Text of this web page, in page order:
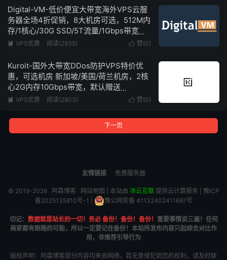
Digital-VM-低价便宜大带宽海外VPS云服
务器全场4折促销，8大机房可选，512M内
存/1核心/30G SSD/5T流量/1Gbps带宽，
低至$4/月起，最高10Gbps带宽不限流量
 赞(0)
 VPS优惠 阅读(2935)
Kuroit-国外大带宽DDos防护VPS特价优
惠，可选机房 新加坡/美国/荷兰机房，2核
心2G内存10Gbps带宽，默认赠送
160Gbps+ DDOS防护，低至$3/月
 赞(0)
 VPS优惠 阅读(2803)
下一页
友情链接 免费服务器
© 2019-2026 阿森博客 网站地图 | 本站由 冰云互联提供云计算服务 | 豫ICP
备2025135810号-1
豫公网安备 41132402411697号
切记： 数据就是站长的一切！务必 备份！备份！备份！ 重要事情说三遍！任何
商家都有跑路的可能，所以一定要记住备份！本站所发布内容只起综合对比作
用，非推荐引导行为
版权声明：阿森博客部分内容均来自网络，若无意侵犯到您的权利，请及时联